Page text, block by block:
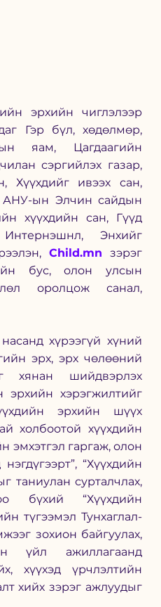
Гэр бүл, хөдөлмөр,
яам, Цагдаагийн
сэргийлэх газар,
Хүүхдийг ивээх сан,
АНУ-ын Элчин сайдын
хүүхдийн сан, Гүүд
Энхийг
Child.mn зэрэг
бус, олон улсын
оролцож санал,
эрх, эрх чөлөөний
хянан шийдвэрлэх
эрхийн хэрэгжилтийг
эрхийн шүүх
холбоотой хүүхдийн
эмхэтгэл гаргаж, олон
“Хүүхдийн
таниулан сурталчлах,
бүхий “Хүүхдийн
түгээмэл Тунхаглал-
зохион байгуулах,
үйл ажиллагаанд
хүүхэд үрчлэлтийн
хийх зэрэг ажлуудыг